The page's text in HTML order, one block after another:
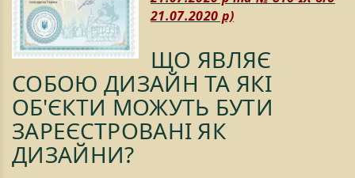
21.07.2020 р)
ЩО ЯВЛЯЄ
СОБОЮ ДИЗАЙН ТА ЯКІ
ОБ'ЄКТИ МОЖУТЬ БУТИ
ЗАРЕЄСТРОВАНІ ЯК
ДИЗАЙНИ?